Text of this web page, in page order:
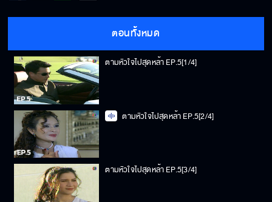
ตอนทั้งหมด
ตามหัวใจไปสุดหล้า EP.5[1/4]
ตามหัวใจไปสุดหล้า EP.5[2/4]
ตามหัวใจไปสุดหล้า EP.5[3/4]